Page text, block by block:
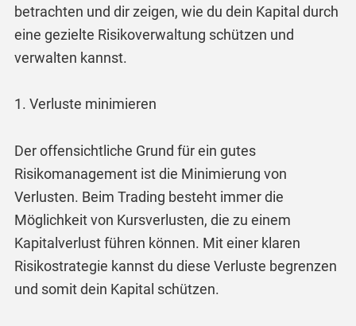
betrachten und dir zeigen, wie du dein Kapital durch
eine gezielte Risikoverwaltung schützen und
verwalten kannst.
1. Verluste minimieren
Der offensichtliche Grund für ein gutes
Risikomanagement ist die Minimierung von
Verlusten. Beim Trading besteht immer die
Möglichkeit von Kursverlusten, die zu einem
Kapitalverlust führen können. Mit einer klaren
Risikostrategie kannst du diese Verluste begrenzen
und somit dein Kapital schützen.